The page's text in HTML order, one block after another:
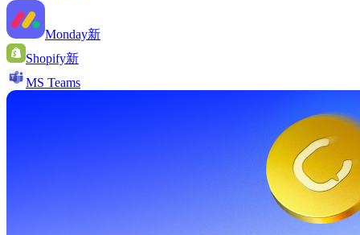
Monday新
Shopify新
MS Teams